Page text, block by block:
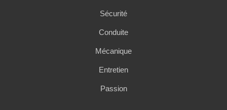
Sécurité
Conduite
Mécanique
Entretien
Passion